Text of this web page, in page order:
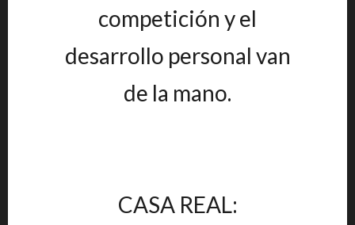
competición y el
desarrollo personal van
de la mano.
CASA REAL: